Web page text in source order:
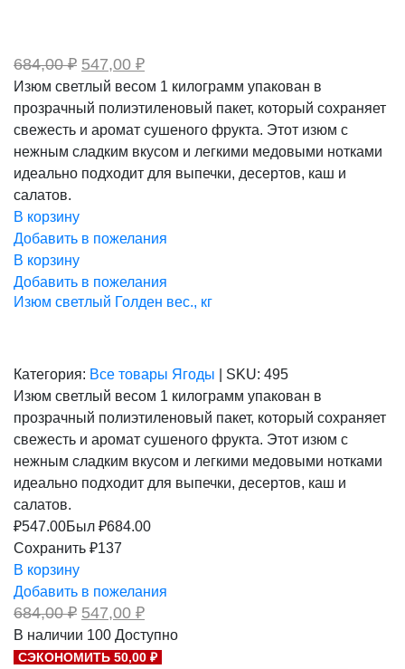
684,00₽ Первоначальная
цена
составляла
684,00 ₽.
547,00 ₽Текущая
цена:
547,00 ₽.
Изюм светлый весом 1 килограмм упакован в
прозрачный полиэтиленовый пакет, который сохраняет
свежесть и аромат сушеного фрукта. Этот изюм с
нежным сладким вкусом и легкими медовыми нотками
идеально подходит для выпечки, десертов, каш и
салатов.
В корзину
Добавить в пожелания
В корзину
Добавить в пожелания
Изюм светлый Голден вес., кг
Категория: Все товары Ягоды SKU: 495
Изюм светлый весом 1 килограмм упакован в
прозрачный полиэтиленовый пакет, который сохраняет
свежесть и аромат сушеного фрукта. Этот изюм с
нежным сладким вкусом и легкими медовыми нотками
идеально подходит для выпечки, десертов, каш и
салатов.
₽547.00Был ₽684.00
Сохранить ₽137
В корзину
Добавить в пожелания
684,00₽ Первоначальная
цена
составляла
684,00 ₽.
547,00 ₽Текущая
547,00 ₽.
В наличии 100 Доступно
СЭКОНОМИТЬ 50,00 ₽